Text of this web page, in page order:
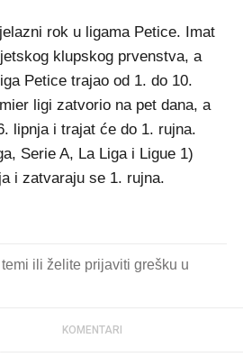
rok u ligama Petice. Imat
klupskog prvenstva, a
Petice trajao od 1. do 10.
ligi zatvorio na pet dana, a
lipnja i trajat će do 1. rujna.
Serie A, La Liga i Ligue 1)
i zatvaraju se 1. rujna.
ili želite prijaviti grešku u
KOMENTARI